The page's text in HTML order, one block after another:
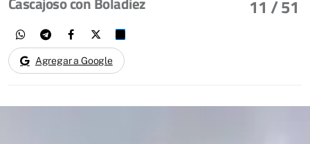
11 / 51
Agregar a Google